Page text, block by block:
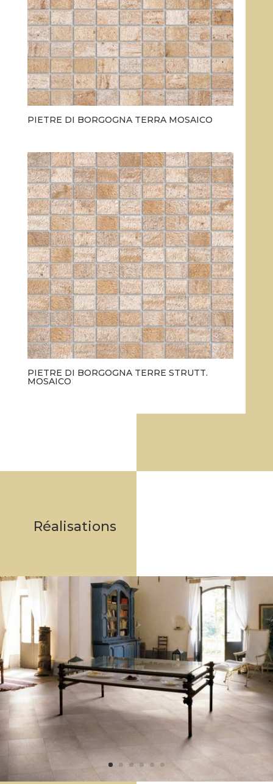
PIETRE DI BORGOGNA TERRA MOSAICO
PIETRE DI BORGOGNA TERRE STRUTT.
MOSAICO
Réalisations